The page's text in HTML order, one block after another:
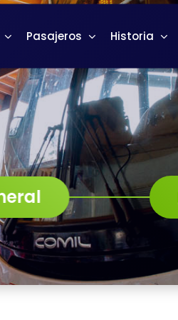
Pasajeros Historia